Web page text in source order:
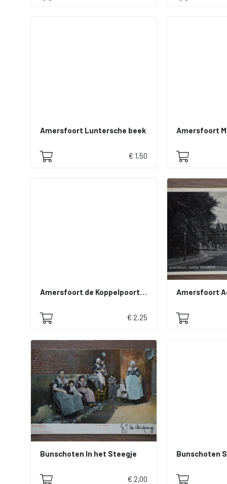
Amersfoort Luntersche beek
€ 1,50
Amersfoort
Amersfoort de Koppelpoort 1901
€ 2,25
Bunschoten In het Steegje
€ 2,00